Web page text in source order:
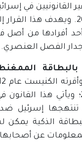
القانونيين في
الكنيست عام 2003. ويهدف هذا
أفرادها من أصل
جدار الفصل العنصري.
الداخلية عام 2013؛ ويأتي
تنتهجها إسرئيل
الذكية يمكن
عن